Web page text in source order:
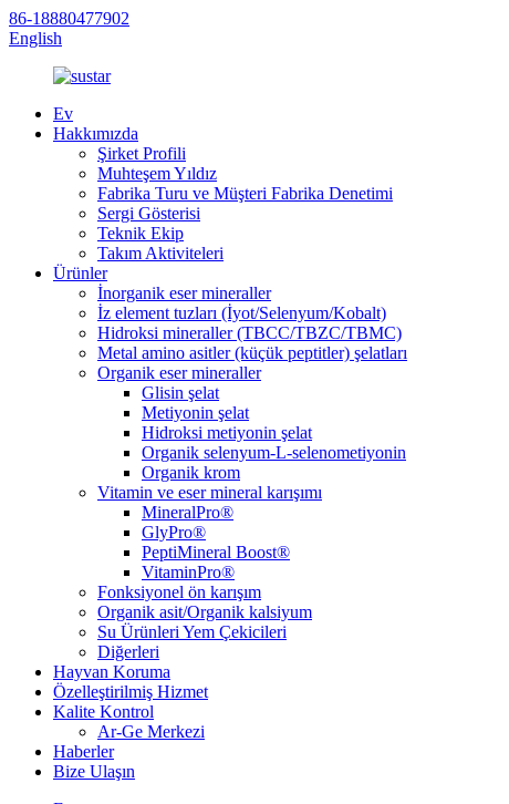
86-18880477902
English
Ev
Hakkımızda
Şirket Profili
Muhteşem Yıldız
Fabrika Turu ve Müşteri Fabrika Denetimi
Sergi Gösterisi
Teknik Ekip
Takım Aktiviteleri
Ürünler
İnorganik eser mineraller
İz element tuzları (İyot/Selenyum/Kobalt)
Hidroksi mineraller (TBCC/TBZC/TBMC)
Metal amino asitler (küçük peptitler) şelatları
Organik eser mineraller
Glisin şelat
Metiyonin şelat
Hidroksi metiyonin şelat
Organik selenyum-L-selenometiyonin
Organik krom
Vitamin ve eser mineral karışımı
MineralPro®
GlyPro®
PeptiMineral Boost®
VitaminPro®
Fonksiyonel ön karışım
Organik asit/Organik kalsiyum
Su Ürünleri Yem Çekicileri
Diğerleri
Hayvan Koruma
Özelleştirilmiş Hizmet
Kalite Kontrol
Ar-Ge Merkezi
Haberler
Bize Ulaşın